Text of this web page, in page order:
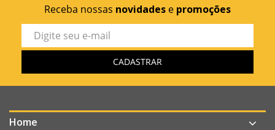
Receba nossas novidades e promoções
Home